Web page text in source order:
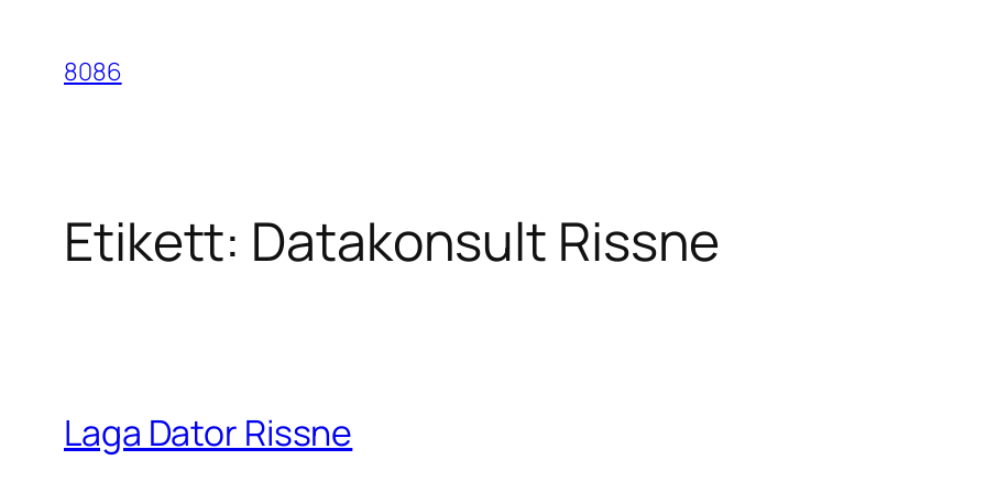
innehåll
8086
Etikett: Datakonsult Rissne
Laga Dator Rissne